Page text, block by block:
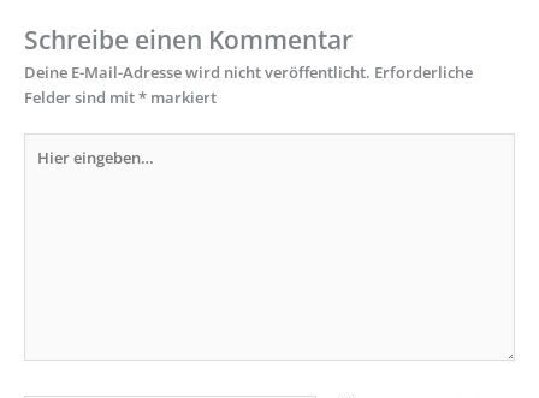
Schreibe einen Kommentar
Deine E-Mail-Adresse wird nicht veröffentlicht. Erforderliche
Felder sind mit* markiert
eingeben…